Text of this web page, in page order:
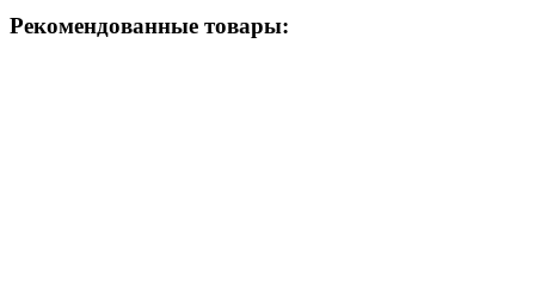
Рекомендованные товары: